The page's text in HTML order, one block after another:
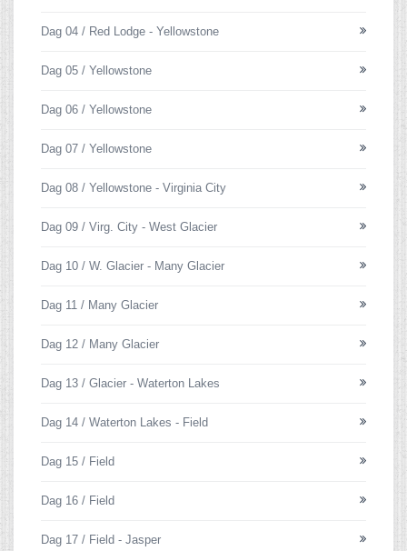
Dag 04 / Red Lodge - Yellowstone
Dag 05 / Yellowstone
Dag 06 / Yellowstone
Dag 07 / Yellowstone
Dag 08 / Yellowstone - Virginia City
Dag 09 / Virg. City - West Glacier
Dag 10 / W. Glacier - Many Glacier
Dag 11 / Many Glacier
Dag 12 / Many Glacier
Dag 13 / Glacier - Waterton Lakes
Dag 14 / Waterton Lakes - Field
Dag 15 / Field
Dag 16 / Field
Dag 17 / Field - Jasper